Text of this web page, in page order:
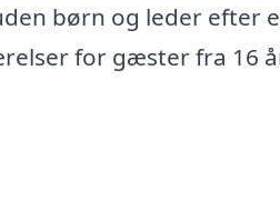
børn og leder efter
for gæster fra 16